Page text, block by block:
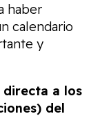
haber
calendario
y
a los
del